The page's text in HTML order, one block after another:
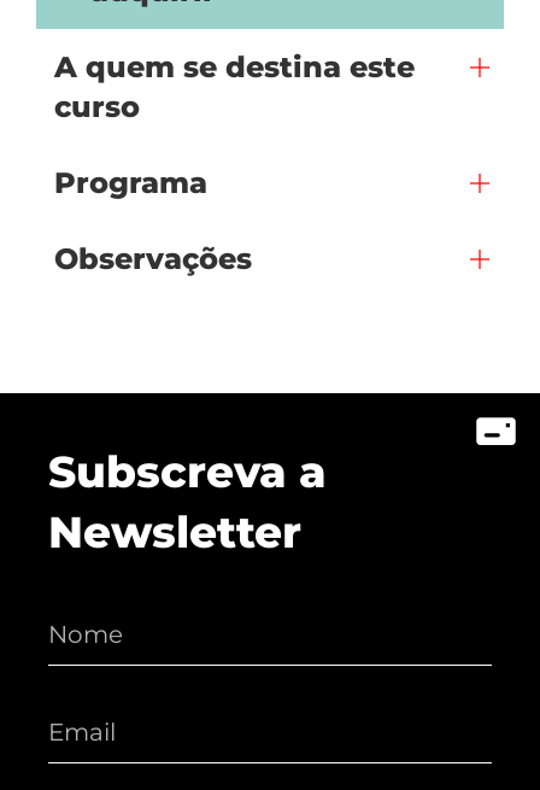
A quem se destina este
curso
Programa
Observações
Subscreva a
Newsletter